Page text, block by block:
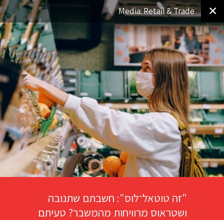
✕
Media: Retail & Trade
"זה טוטאל־לוס": חשבתם שתנובה
ושטראוס מרוויחות מהמשבר? טעיתם